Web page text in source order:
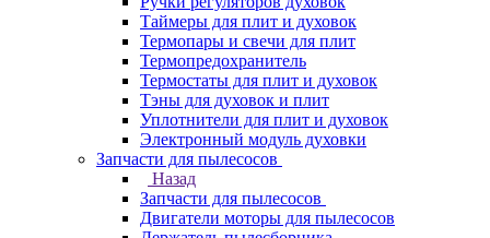
Таймеры для плит и духовок
Термопары и свечи для плит
Термопредохранитель
Термостаты для плит и духовок
Тэны для духовок и плит
Уплотнители для плит и духовок
Электронный модуль духовки
Запчасти для пылесосов
Назад
Запчасти для пылесосов
Двигатели моторы для пылесосов